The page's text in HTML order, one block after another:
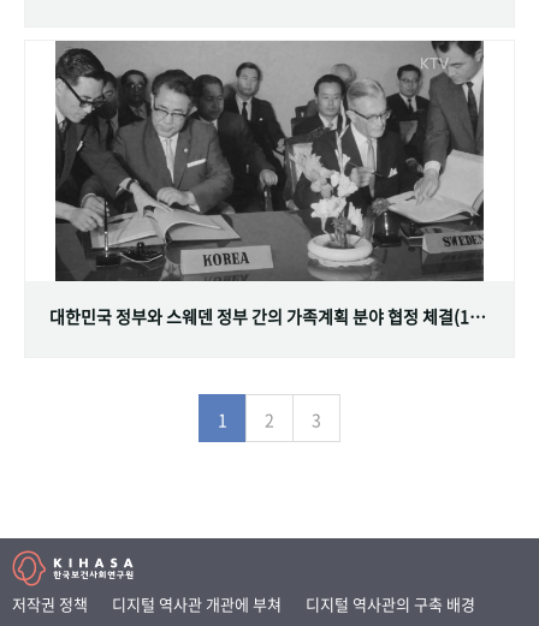
대한민국 정부와 스웨덴 정부 간의 가족계획 분야 협정 체결(1968.07.12)
1 2 3
저작권 정책 디지털 역사관 개관에 부쳐
디지털 역사관의 구축 배경